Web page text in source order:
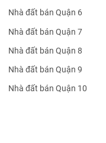
Nhà đất bán Quận 6
Nhà đất bán Quận 7
Nhà đất bán Quận 8
Nhà đất bán Quận 9
Nhà đất bán Quận 10